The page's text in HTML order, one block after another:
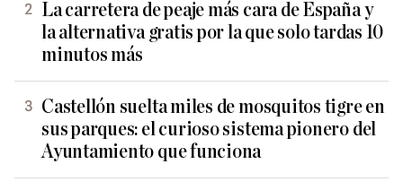
La carretera de peaje más cara de España y
la alternativa gratis por la que solo tardas 10
minutos más
Castellón suelta miles de mosquitos tigre en
sus parques: el curioso sistema pionero del
Ayuntamiento que funciona